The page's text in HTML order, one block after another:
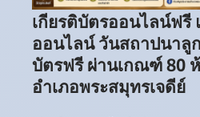
เกียรติบัตรออนไลน์ฟ
ออนไลน์ วันสถาปนาลู
บัตรฟรี ผ่านเกณฑ์ 80
อำเภอพระสมุทรเจดีย์